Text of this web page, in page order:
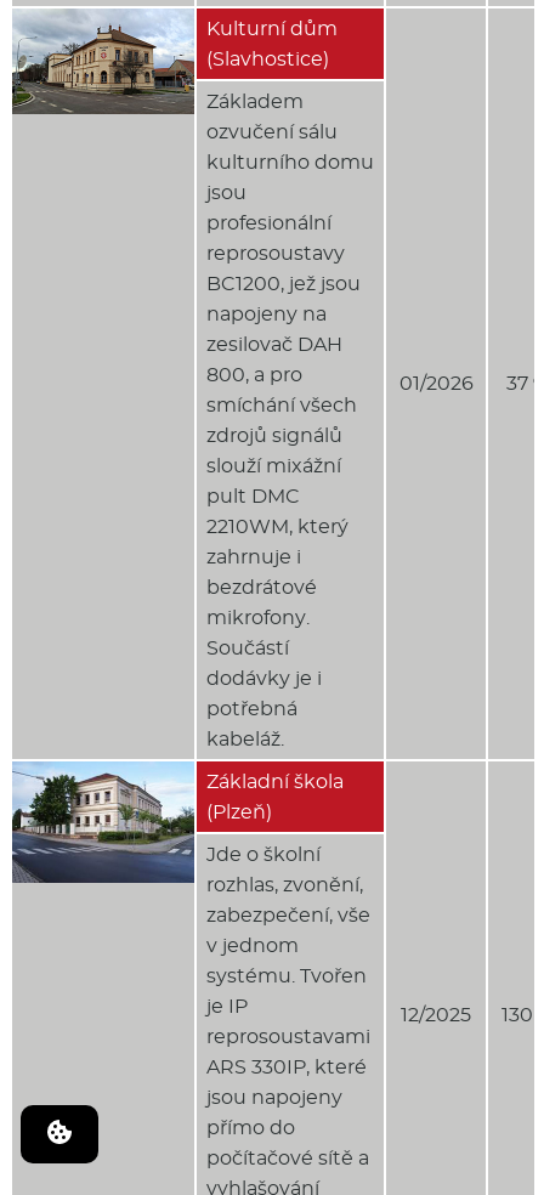
Kulturní dům
(Slavhostice)
01/2026 37
Základem
ozvučení sálu
kulturního domu
jsou
profesionální
reprosoustavy
BC1200, jež jsou
napojeny na
zesilovač DAH
800, a pro
smíchání všech
zdrojů signálů
slouží mixážní
pult DMC
2210WM, který
zahrnuje i
bezdrátové
mikrofony.
Součástí
dodávky je i
potřebná
kabeláž.
Základní škola
(Plzeň)
12/2025 130
Jde o školní
rozhlas, zvonění,
zabezpečení, vše
v jednom
systému. Tvořen
je IP
reprosoustavami
ARS 330IP, které
jsou napojeny
přímo do
počítačové sítě a
vyhlašování